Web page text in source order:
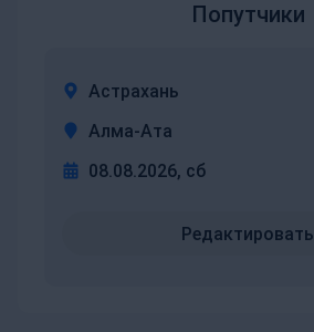
Попутчики
Астрахань
Алма-Ата
08.08.2026, сб
Редактировать